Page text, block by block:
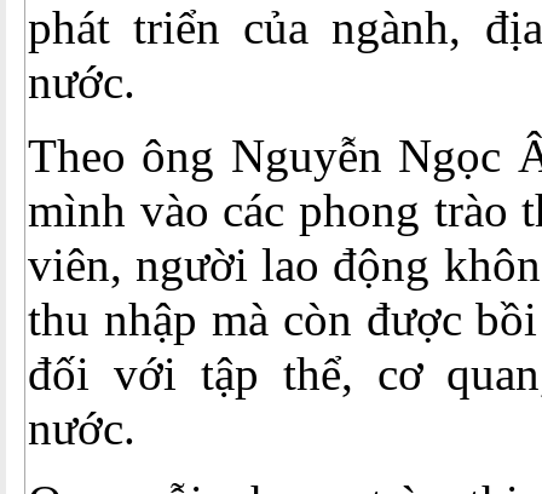
phát triển của ngành,
nước.
Theo ông Nguyễn Ngọc
mình vào các phong trào
viên, người lao động
thu nhập mà còn được
đối với tập thể, cơ
nước.